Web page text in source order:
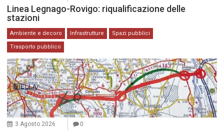
Linea Legnago-Rovigo: riqualificazione delle
stazioni
Ambiente e decoro Infrastrutture Spazi pubblici
Trasporto pubblico
3 Agosto 2026 0